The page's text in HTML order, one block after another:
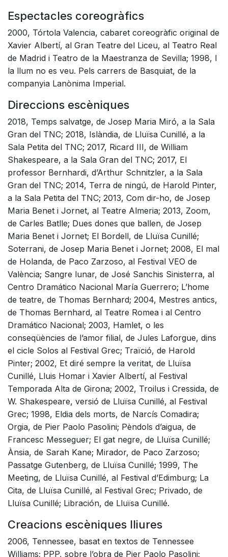
Espectacles coreogràfics
2000, Tórtola Valencia, cabaret coreogràfic original de
Xavier Albertí, al Gran Teatre del Liceu, al Teatro Real
de Madrid i Teatro de la Maestranza de Sevilla; 1998, I
la llum no es veu. Pels carrers de Basquiat, de la
companyia Lanònima Imperial.
Direccions escèniques
2018, Temps salvatge, de Josep Maria Miró, a la Sala
Gran del TNC; 2018, Islàndia, de Lluïsa Cunillé, a la
Sala Petita del TNC; 2017, Ricard III, de William
Shakespeare, a la Sala Gran del TNC; 2017, El
professor Bernhardi, d’Arthur Schnitzler, a la Sala
Gran del TNC; 2014, Terra de ningú, de Harold Pinter,
a la Sala Petita del TNC; 2013, Com dir-ho, de Josep
Maria Benet i Jornet, al Teatre Almeria; 2013, Zoom,
de Carles Batlle; Dues dones que ballen, de Josep
Maria Benet i Jornet; El Bordell, de Lluïsa Cunillé;
Soterrani, de Josep Maria Benet i Jornet; 2008, El mal
de Holanda, de Paco Zarzoso, al Festival VEO de
València; Sangre lunar, de José Sanchis Sinisterra, al
Centro Dramático Nacional María Guerrero; L’home
de teatre, de Thomas Bernhard; 2004, Mestres antics,
de Thomas Bernhard, al Teatre Romea i al Centro
Dramático Nacional; 2003, Hamlet, o les
conseqüències de l’amor filial, de Jules Laforgue, dins
el cicle Solos al Festival Grec; Traïció, de Harold
Pinter; 2002, Et diré sempre la veritat, de Lluïsa
Cunillé, Lluis Homar i Xavier Albertí, al Festival
Temporada Alta de Girona; 2002, Troilus i Cressida, de
W. Shakespeare, versió de Lluïsa Cunillé, al Festival
Grec; 1998, Eldia dels morts, de Narcís Comadira;
Orgia, de Pier Paolo Pasolini; Pèndols d’aigua, de
Francesc Messeguer; El gat negre, de Lluïsa Cunillé;
Ànsia, de Sarah Kane; Mirador, de Paco Zarzoso;
Passatge Gutenberg, de Lluïsa Cunillé; 1999, The
Meeting, de Lluïsa Cunillé, al Festival d’Edimburg; La
Cita, de Lluïsa Cunillé, al Festival Grec; Privado, de
Lluïsa Cunillé; Libración, de Lluïsa Cunillé.
Creacions escèniques lliures
2006, Tennessee, basat en textos de Tennessee
Williams; PPP, sobre l’obra de Pier Paolo Pasolini;